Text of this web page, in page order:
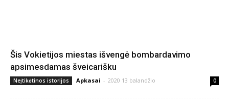
Šis Vokietijos miestas išvengė bombardavimo
apsimesdamas šveicarišku
Neįtikėtinos istorijos Apkasai - 2020 13 balandžio 0